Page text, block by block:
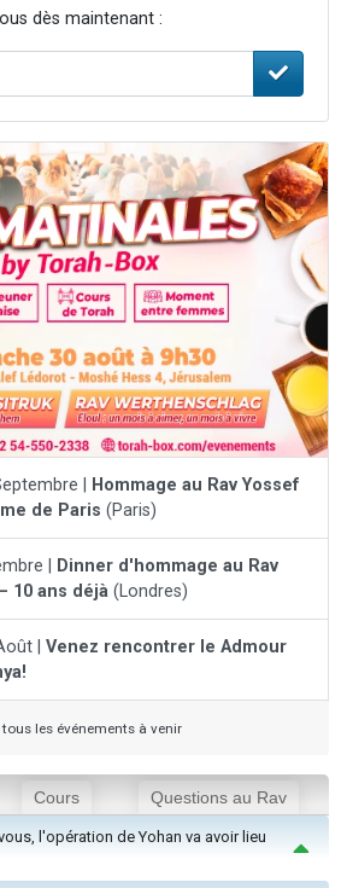
dès maintenant :
|
Hommage au Rav Yossef
de Paris (Paris)
|
Dinner d'hommage au Rav
10 ans déjà (Londres)
| Venez rencontrer le Admour
tous les événements à venir
Cours Questions au Rav
l'opération de Yohan va avoir lieu